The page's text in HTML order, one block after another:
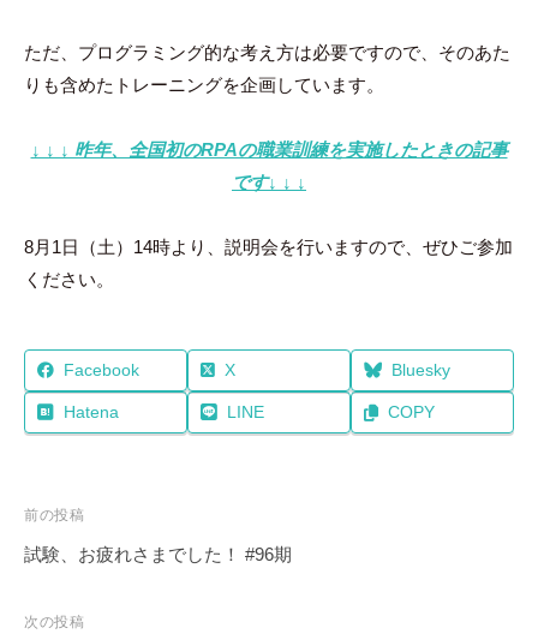
ただ、プログラミング的な考え方は必要ですので、そのあた
りも含めたトレーニングを企画しています。
↓ ↓ ↓ 昨年、全国初のRPAの職業訓練を実施したときの記事
です↓ ↓ ↓
8月1日（土）14時より、説明会を行いますので、ぜひご参加
ください。
Facebook X Bluesky
Hatena LINE COPY
投
稿
ビ
前の投稿
試験、お疲れさまでした！ #96期
次の投稿